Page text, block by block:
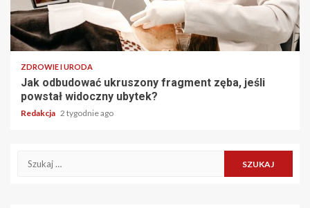
ZDROWIE I URODA
Jak odbudować ukruszony fragment zęba, jeśli
powstał widoczny ubytek?
Redakcja 2 tygodnie ago
Szukaj: